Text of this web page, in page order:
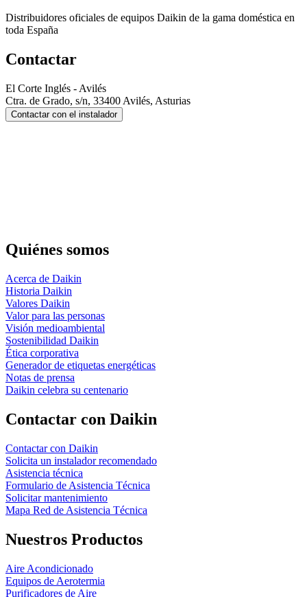
Distribuidores oficiales de equipos Daikin de la gama doméstica en
toda España
Contactar
El Corte Inglés - Avilés
Ctra. de Grado, s/n, 33400 Avilés, Asturias
Contactar con el instalador
Quiénes somos
Acerca de Daikin
Historia Daikin
Valores Daikin
Valor para las personas
Visión medioambiental
Sostenibilidad Daikin
Ética corporativa
Generador de etiquetas energéticas
Notas de prensa
Daikin celebra su centenario
Contactar con Daikin
Contactar con Daikin
Solicita un instalador recomendado
Asistencia técnica
Formulario de Asistencia Técnica
Solicitar mantenimiento
Mapa Red de Asistencia Técnica
Nuestros Productos
Aire Acondicionado
Equipos de Aerotermia
Purificadores de Aire